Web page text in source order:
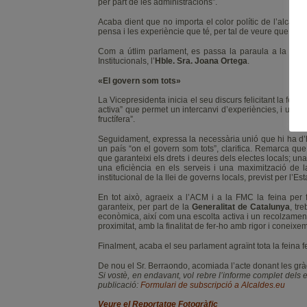
per part de les administracions”.
Acaba dient que no importa el color polític de
pensa i les experièncie que té, per tal de veure que és
Com a útlim parlament, es passa la paraula a la
Institucionals, l’ Hble. Sra. Joana Ortega.
«El govern som tots»
La Vicepresidenta inicia el seu discurs felicitant la feina
activa” que permet un intercanvi d’experiències, i un
fructífera”.
Seguidament, expressa la necessària unió que hi ha
un país “on el govern som tots”, clarifica. Remarca
que garanteixi els drets i deures dels electes locals;
una eficiència en els serveis i una maximització de
institucional de la llei de governs locals, previst per
En tot això, agraeix a l’ACM i a la FMC la feina per
garanteix, per part de la Generalitat de Catalunya,
econòmica, així com una escolta activa i un
proximitat, amb la finalitat de fer-ho amb rigor i
Finalment, acaba el seu parlament agraïnt tota la feina
De nou el Sr. Berraondo, acomiada l’acte donant les
Si vostè, en endavant, vol rebre l’informe complet
publicació: Formulari de subscripció a Alcaldes.eu
Veure el Reportatge Fotogràfic